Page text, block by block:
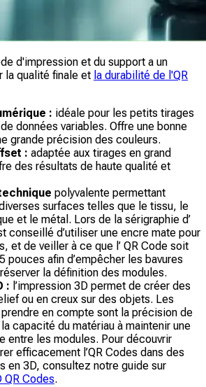
d'impression et du support a un
la qualité finale et la durabilité de l'QR
: idéale pour les petits tirages
données variables. Offre une bonne
grande précision des couleurs.
: adaptée aux tirages en grand
des résultats de haute qualité et
polyvalente permettant
surfaces telles que le tissu, le
et le métal. Lors de la sérigraphie d’
conseillé d’utiliser une encre mate pour
et de veiller à ce que l’ QR Code soit
pouces afin d’empêcher les bavures
la définition des modules.
: l’impression 3D permet de créer des
ou en creux sur des objets. Les
en compte sont la précision de
la capacité du matériau à maintenir une
entre les modules. Pour découvrir
efficacement l’QR Codes dans des
en 3D, consultez notre guide sur
QR Codes.